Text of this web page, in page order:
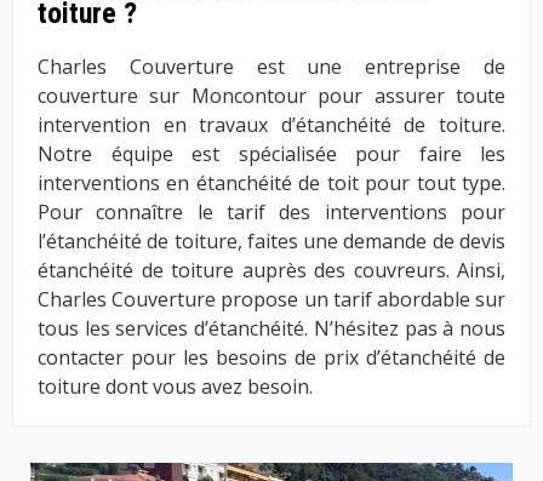
toiture ?
Charles Couverture est une entreprise de
couverture sur Moncontour pour assurer toute
intervention en travaux d’étanchéité de toiture.
Notre équipe est spécialisée pour faire les
interventions en étanchéité de toit pour tout type.
Pour connaître le tarif des interventions pour
l’étanchéité de toiture, faites une demande de devis
étanchéité de toiture auprès des couvreurs. Ainsi,
Charles Couverture propose un tarif abordable sur
tous les services d’étanchéité. N’hésitez pas à nous
contacter pour les besoins de prix d’étanchéité de
toiture dont vous avez besoin.